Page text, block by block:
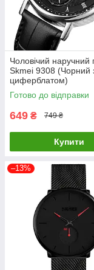
Чоловічий наручний
Skmei 9308 (Чорний
циферблатом)
Готово до відправки
649 ₴ 749 ₴
Купити
–13%